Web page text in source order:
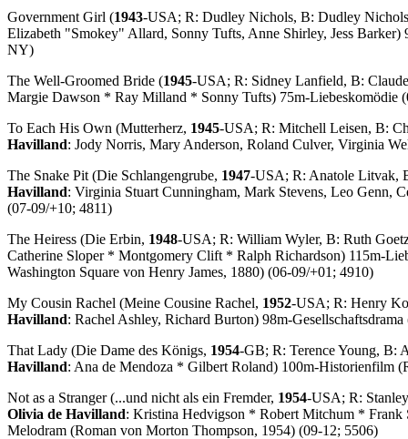
Government Girl (1943-USA; R: Dudley Nichols, B: Dudley
Elizabeth "Smokey" Allard, Sonny Tufts, Anne Shirley, Jess
NY)
The Well-Groomed Bride (1945-USA; R: Sidney Lanfield, B:
Margie Dawson * Ray Milland * Sonny Tufts) 75m-Liebeskomödie
To Each His Own (Mutterherz, 1945-USA; R: Mitchell Leisen, B:
Havilland: Jody Norris, Mary Anderson, Roland Culver, Virginia
The Snake Pit (Die Schlangengrube, 1947-USA; R: Anatole Litvak,
Havilland: Virginia Stuart Cunningham, Mark Stevens, Leo Genn,
(07-09/+10; 4811)
The Heiress (Die Erbin, 1948-USA; R: William Wyler, B: Ruth
Catherine Sloper * Montgomery Clift * Ralph Richardson) 115m-
Washington Square von Henry James, 1880) (06-09/+01; 4910)
My Cousin Rachel (Meine Cousine Rachel, 1952-USA; R: Henry
Havilland: Rachel Ashley, Richard Burton) 98m-Gesellschaftsdrama
That Lady (Die Dame des Königs, 1954-GB; R: Terence Young, B:
Havilland: Ana de Mendoza * Gilbert Roland) 100m-Historienfilm (
Not as a Stranger(...und nicht als ein Fremder, 1954-USA; R:
Olivia de Havilland: Kristina Hedvigson * Robert Mitchum *
Melodram (Roman von Morton Thompson, 1954) (09-12; 5506)